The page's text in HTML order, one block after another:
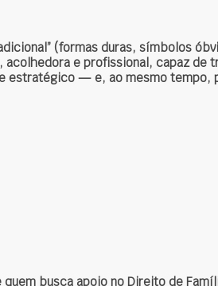
(formas duras, símbolos
acolhedora e profissional, capaz de
estratégico — e, ao mesmo tempo,
busca apoio no Direito de